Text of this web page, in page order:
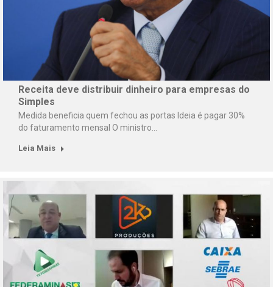
Receita deve distribuir dinheiro para empresas do
Simples
Medida beneficia quem fechou as portas Ideia é pagar 30%
do faturamento mensal O ministro…
Leia Mais